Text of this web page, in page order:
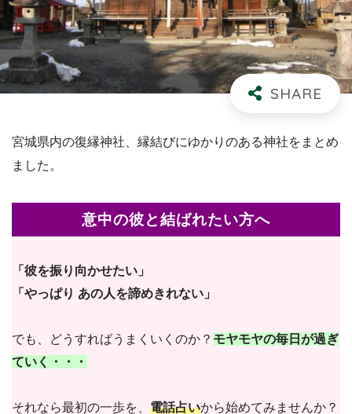
宮城県内の復縁神社、縁結びにゆかりのある神社をまとめ
ました。
意中の彼と結ばれたい方へ
「彼を振り向かせたい」
「やっぱり あの人を諦めきれない」
でも、どうすればうまくいくのか？ モヤモヤの毎日が過ぎ
ていく・・・
それなら最初の一歩を、 電話占いから始めてみませんか？